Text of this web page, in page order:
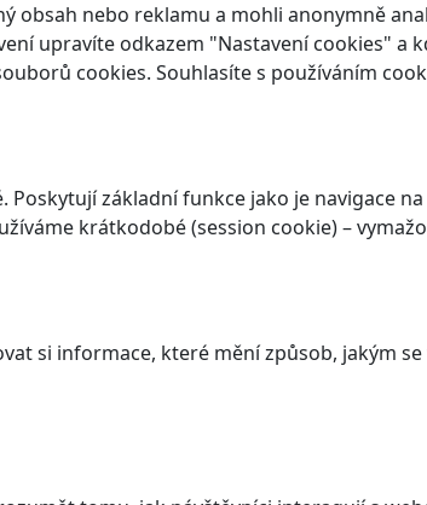
nebo reklamu a mohli anonymně
upravíte odkazem "Nastavení cookies"
cookies. Souhlasíte s používáním
základní funkce jako je navigace
krátkodobé (session cookie) –
si informace, které mění způsob, jakým